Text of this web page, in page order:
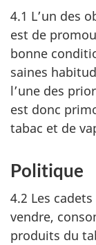
4.1 L’un des
est de
bonne
saines
l’une des
est donc
tabac et de
Politique
4.2 Les
vendre,
produits du